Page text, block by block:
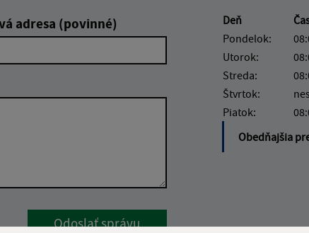
adresa (povinné)
Google reCaptcha Response
Odoslať správu
Deň
Pondelok:
Utorok:
Streda:
Štvrtok:
Piatok:
Obedňajšia